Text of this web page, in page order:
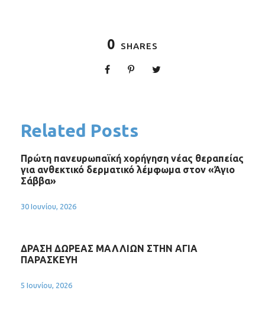
0 SHARES
Related Posts
Πρώτη πανευρωπαϊκή χορήγηση νέας θεραπείας
για ανθεκτικό δερματικό λέμφωμα στον «Άγιο
Σάββα»
30 Ιουνίου, 2026
ΔΡΑΣΗ ΔΩΡΕΑΣ ΜΑΛΛΙΩΝ ΣΤΗΝ ΑΓΙΑ
ΠΑΡΑΣΚΕΥΗ
5 Ιουνίου, 2026